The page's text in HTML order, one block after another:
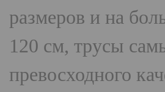
размеров и на
120 см, трусы
превосходного